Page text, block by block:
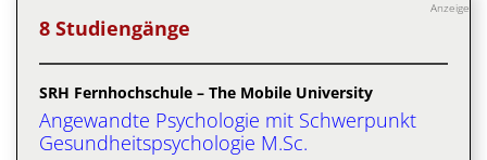
Anzeige
8 Studiengänge
SRH Fernhochschule – The Mobile University
Angewandte Psychologie mit Schwerpunkt
Gesundheitspsychologie M.Sc.